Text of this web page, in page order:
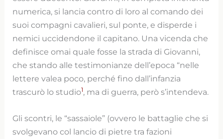
numerica, si lancia contro di loro al comando dei
suoi compagni cavalieri, sul ponte, e disperde i
nemici uccidendone il capitano. Una vicenda che
definisce omai quale fosse la strada di Giovanni,
che stando alle testimonianze dell’epoca “nelle
lettere valea poco, perché fino dall’infanzia
trascurò lo studio1, ma di guerra, però s’intendeva.
Gli scontri, le “sassaiole” (ovvero le battaglie che si
svolgevano col lancio di pietre tra fazioni